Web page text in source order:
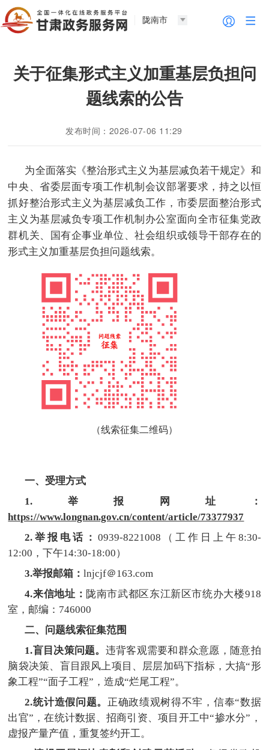
陇南市
关于征集形式主义加重基层负担问
题线索的公告
发布时间：2026-07-06 11:29
为全面落实《整治形式主义为基层减负若干规定》和
中央、省委层面专项工作机制会议部署要求，持之以恒
抓好整治形式主义为基层减负工作，市委层面整治形式
主义为基层减负专项工作机制办公室面向全市征集党政
群机关、国有企事业单位、社会组织或领导干部存在的
形式主义加重基层负担问题线索。
（线索征集二维码）
一、受理方式
1.举报网址：
https://www.longnan.gov.cn/content/article/73377937
2.举报电话： 0939-8221008 （工作日上午8:30-
12:00，下午14:30-18:00）
3.举报邮箱：lnjcjf＠163.com
4.来信地址： 陇南市武都区东江新区市统办大楼918
室，邮编：746000
二、问题线索征集范围
1.盲目决策问题。 违背客观需要和群众意愿，随意拍
脑袋决策、盲目跟风上项目 、层层加码下指标，大搞“形
象工程”“面子工程”，造成“烂尾工程”。
2.统计造假问题。
正确政绩观树得不牢，信奉“数据
出官”，在统计数据、招商引资、项目开工中“掺水分”，
虚报产量产值，重复签约开工。